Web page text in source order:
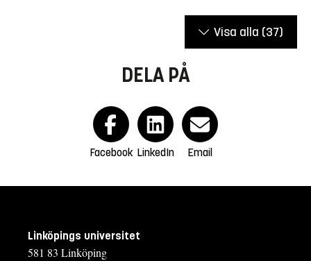
Visa alla (37)
DELA PÅ
Facebook LinkedIn Email
Linköpings universitet
581 83 Linköping